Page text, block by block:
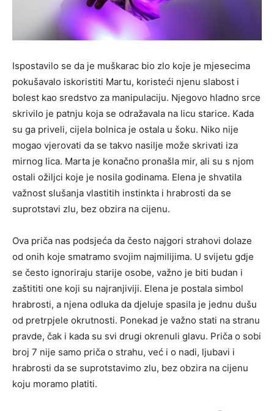
Ispostavilo se da je muškarac bio zlo koje je mjesecima
pokušavalo iskoristiti Martu, koristeći njenu slabost i
bolest kao sredstvo za manipulaciju. Njegovo hladno srce
skrivilo je patnju koja se odražavala na licu starice. Kada
su ga priveli, cijela bolnica je ostala u šoku. Niko nije
mogao vjerovati da se takvo nasilje može skrivati iza
mirnog lica. Marta je konačno pronašla mir, ali su s njom
ostali ožiljci koje je nosila godinama. Elena je shvatila
važnost slušanja vlastitih instinkta i hrabrosti da se
suprotstavi zlu, bez obzira na cijenu.
Ova priča nas podsjeća da često najgori strahovi dolaze
od onih koje smatramo svojim najmilijima. U svijetu gdje
se često ignoriraju starije osobe, važno je biti budan i
zaštititi one koji su najranjiviji. Elena je postala simbol
hrabrosti, a njena odluka da djeluje spasila je jednu dušu
od pretrpjele okrutnosti. Ponekad je važno stati na stranu
pravde, čak i kada su svi drugi okrenuli glavu. Priča o sobi
broj 7 nije samo priča o strahu, već i o nadi, ljubavi i
hrabrosti da se suprotstavimo zlu, bez obzira na cijenu
koju moramo platiti.